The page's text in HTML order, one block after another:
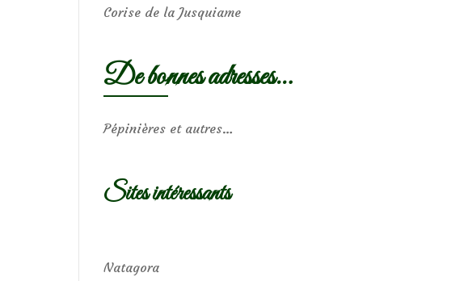
Corise de la Jusquiame
De bonnes adresses…
Pépinières et autres…
Sites intéressants
Natagora